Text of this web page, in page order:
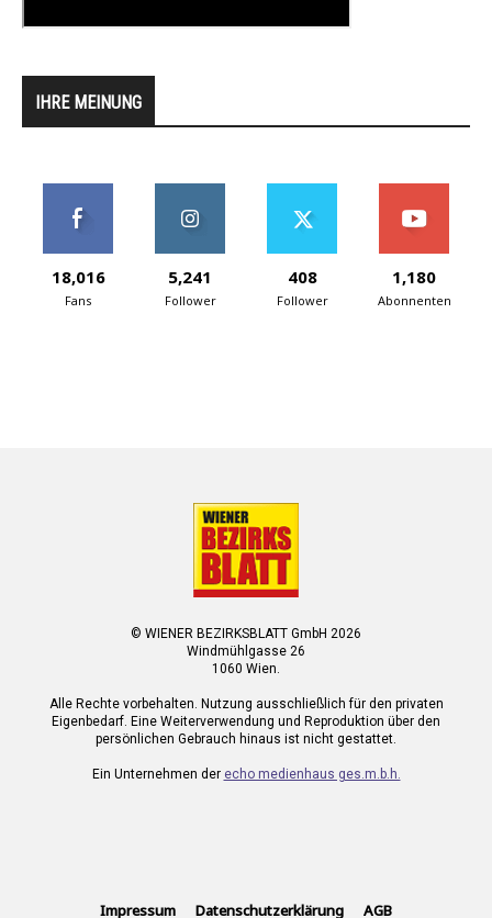
IHRE MEINUNG
18,016
Fans
5,241
Follower
408
Follower
1,180
Abonnenten
© WIENER BEZIRKSBLATT GmbH 2026
Windmühlgasse 26
1060 Wien.
Alle Rechte vorbehalten. Nutzung ausschließlich für den privaten
Eigenbedarf. Eine Weiterverwendung und Reproduktion über den
persönlichen Gebrauch hinaus ist nicht gestattet.
Ein Unternehmen der echo medienhaus ges.m.b.h.
Impressum Datenschutzerklärung AGB